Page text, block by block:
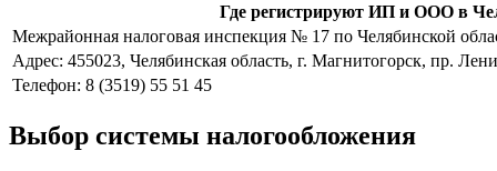
Где регистрируют ИП и ООО в
Межрайонная налоговая инспекция № 17 по Челябинской
Адрес: 455023, Челябинская область, г. Магнитогорск, пр.
Телефон: 8 (3519) 55 51 45
Выбор системы налогообложения